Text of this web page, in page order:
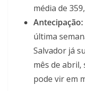
média de
Antecipação:
última
Salvador já
mês de
pode vir em